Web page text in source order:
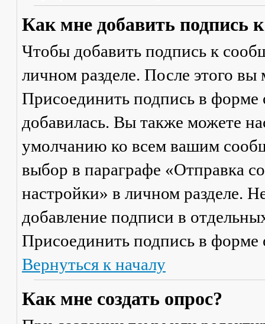
Как мне добавить подпись
Чтобы добавить подпись к
личном разделе. После этого
Присоединить подпись в форме
добавилась. Вы также можете
умолчанию ко всем вашим
выбор в параграфе «Отправка
настройки» в личном разделе.
добавление подписи в
Присоединить подпись в форме
Вернуться к началу
Как мне создать опрос?